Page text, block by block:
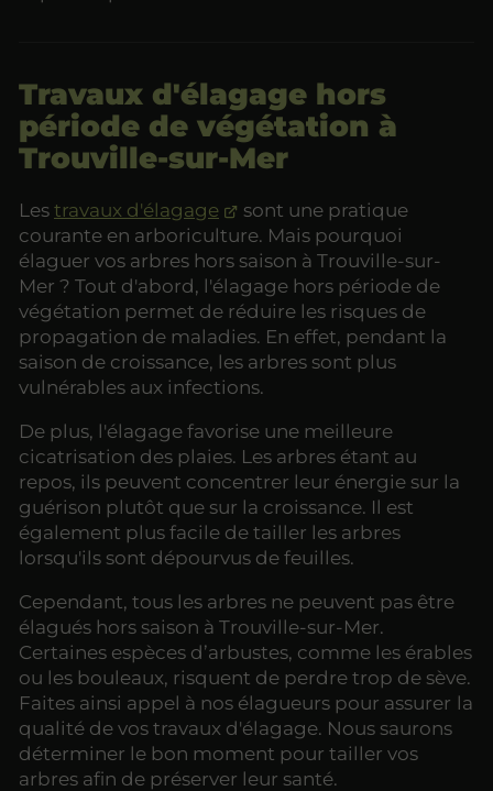
Travaux d'élagage hors
période de végétation à
Trouville-sur-Mer
Les travaux d'élagage
sont une pratique
courante en arboriculture. Mais pourquoi
élaguer vos arbres hors saison à Trouville-sur-
Mer ? Tout d'abord, l'élagage hors période de
végétation permet de réduire les risques de
propagation de maladies. En effet, pendant la
saison de croissance, les arbres sont plus
vulnérables aux infections.
De plus, l'élagage favorise une meilleure
cicatrisation des plaies. Les arbres étant au
repos, ils peuvent concentrer leur énergie sur la
guérison plutôt que sur la croissance. Il est
également plus facile de tailler les arbres
lorsqu'ils sont dépourvus de feuilles.
Cependant, tous les arbres ne peuvent pas être
élagués hors saison à Trouville-sur-Mer.
Certaines espèces d’arbustes, comme les érables
ou les bouleaux, risquent de perdre trop de sève.
Faites ainsi appel à nos élagueurs pour assurer la
qualité de vos travaux d'élagage. Nous saurons
déterminer le bon moment pour tailler vos
arbres afin de préserver leur santé.